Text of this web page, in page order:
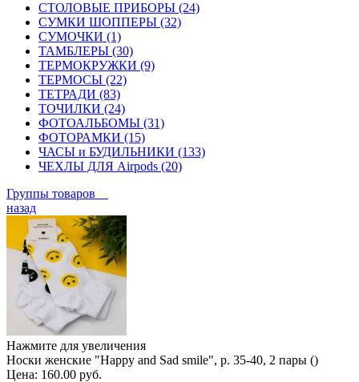
СТОЛОВЫЕ ПРИБОРЫ (24)
СУМКИ ШОППЕРЫ (32)
СУМОЧКИ (1)
ТАМБЛЕРЫ (30)
ТЕРМОКРУЖКИ (9)
ТЕРМОСЫ (22)
ТЕТРАДИ (83)
ТОЧИЛКИ (24)
ФОТОАЛЬБОМЫ (31)
ФОТОРАМКИ (15)
ЧАСЫ и БУДИЛЬНИКИ (133)
ЧЕХЛЫ ДЛЯ Airpods (20)
Группы товаров
назад
Нажмите для увеличения
Носки женские "Happy and Sad smile", р. 35-40, 2 пары ()
Цена: 160.00 руб.